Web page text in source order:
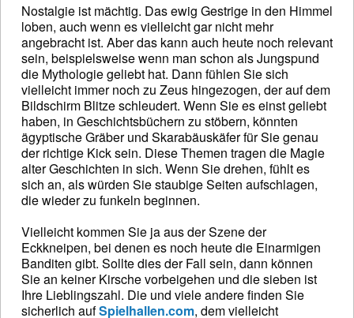
Nostalgie ist mächtig. Das ewig Gestrige in den Himmel
loben, auch wenn es vielleicht gar nicht mehr
angebracht ist. Aber das kann auch heute noch relevant
sein, beispielsweise wenn man schon als Jungspund
die Mythologie geliebt hat. Dann fühlen Sie sich
vielleicht immer noch zu Zeus hingezogen, der auf dem
Bildschirm Blitze schleudert. Wenn Sie es einst geliebt
haben, in Geschichtsbüchern zu stöbern, könnten
ägyptische Gräber und Skarabäuskäfer für Sie genau
der richtige Kick sein. Diese Themen tragen die Magie
alter Geschichten in sich. Wenn Sie drehen, fühlt es
sich an, als würden Sie staubige Seiten aufschlagen,
die wieder zu funkeln beginnen.
Vielleicht kommen Sie ja aus der Szene der
Eckkneipen, bei denen es noch heute die Einarmigen
Banditen gibt. Sollte dies der Fall sein, dann können
Sie an keiner Kirsche vorbeigehen und die sieben ist
Ihre Lieblingszahl. Die und viele andere finden Sie
sicherlich aufSpielhallen.com, dem vielleicht